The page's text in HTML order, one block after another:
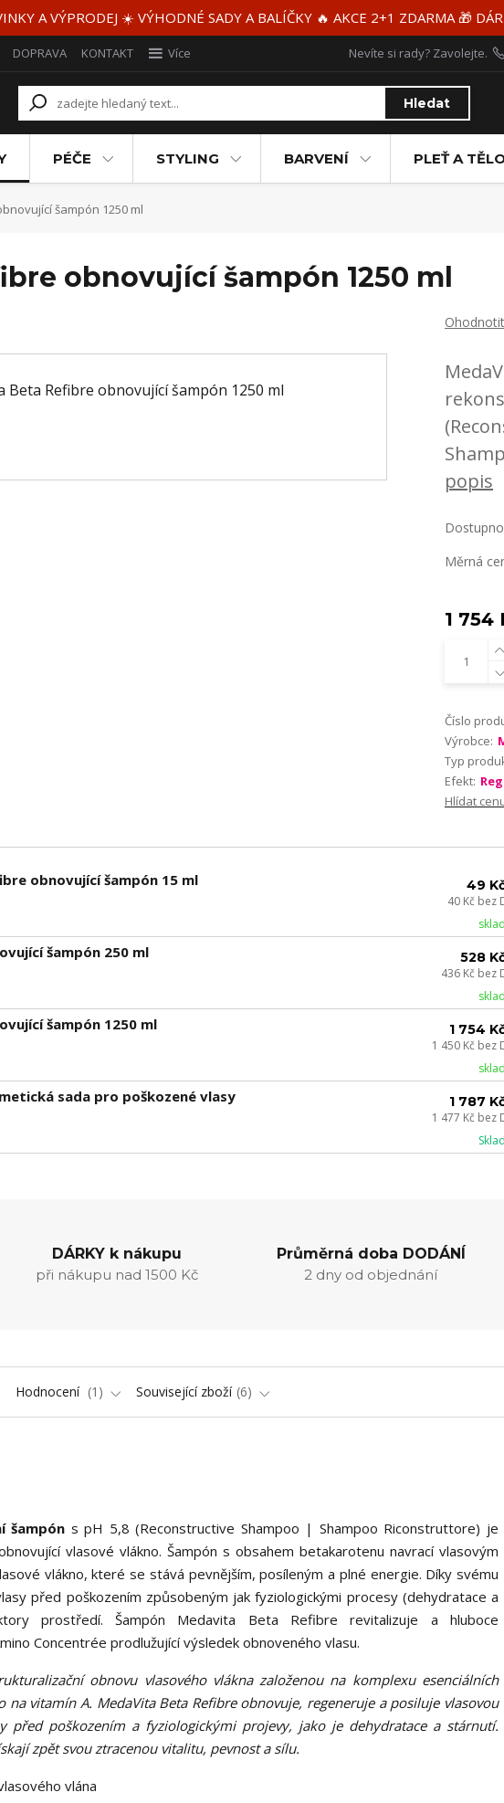
A VÝPRODEJ ☀️ VÝHODNÉ SADY A BALÍČKY 🔥 AKCE 2+1 ZDARMA 🎁
DOPRAVA KONTAKT Více
Hledat
Nevíte si rady? Zavolejte.
PÉČE STYLING BARVENÍ PLEŤ A
šampón 1250 ml
obnovující šampón 1250 ml
popis
Měrná
1 754
Číslo
Výrobce:
Typ
Efekt:
Hlídat
obnovující šampón 15 ml 49
40 Kč bez
šampón 250 ml 528
436 Kč bez
šampón 1250 ml 1 754
1 450 Kč bez
sada pro poškozené vlasy 1 787
1 477 Kč bez
DÁRKY k nákupu
při nákupu nad 1500 Kč
Průměrná doba DODÁNÍ
2 dny od objednání
Hodnocení 1 Související zboží 6
šampón s pH 5,8 (Reconstructive Shampoo | Shampoo Riconstruttore) je
vlasové vlákno. Šampón s obsahem betakarotenu navrací vlasovým
vlákno, které se stává pevnějším, posíleným a plné energie. Díky svému
před poškozením způsobeným jak fyziologickými procesy (dehydratace a
prostředí. Šampón Medavita Beta Refibre revitalizuje a hluboce
Concentrée prodlužující výsledek obnoveného vlasu.
obnovu vlasového vlákna založenou na komplexu esenciálních
vitamín A. MedaVita Beta Refibre obnovuje, regeneruje a posiluje vlasovou
před poškozením a fyziologickými projevy, jako je dehydratace a stárnutí.
zpět svou ztracenou vitalitu, pevnost a sílu.
vlána